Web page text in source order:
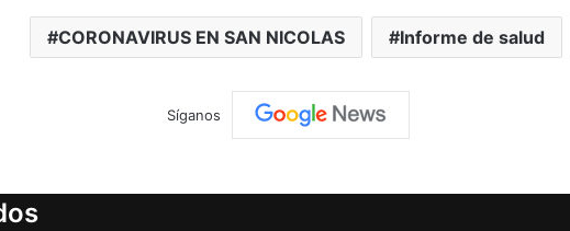
CORONAVIRUS EN SAN NICOLAS Informe de salud
Síganos